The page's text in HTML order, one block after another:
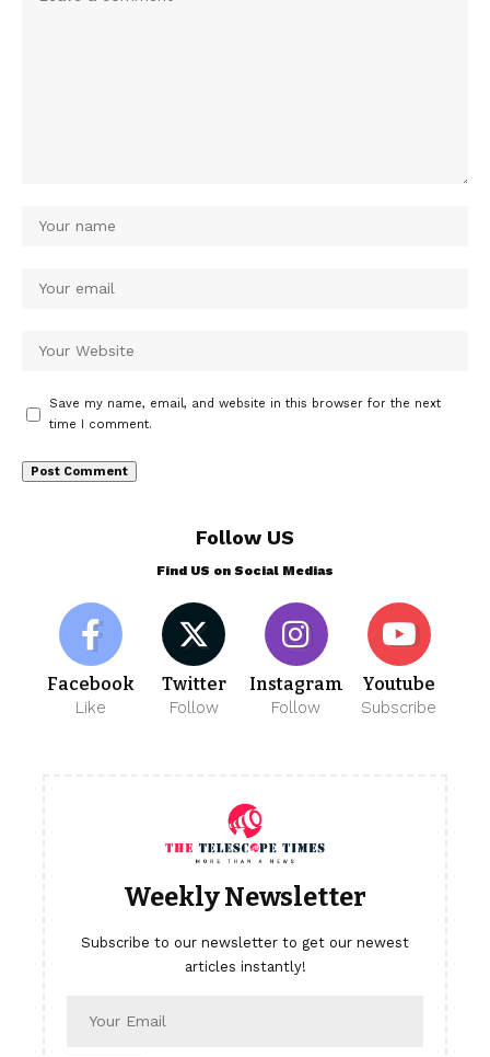
Save my name, email, and website in this browser for the next
time I comment.
Follow US
Find US on Social Medias
Facebook
Like
Twitter
Follow
Instagram
Follow
Youtube
Subscribe
Weekly Newsletter
Subscribe to our newsletter to get our newest
articles instantly!